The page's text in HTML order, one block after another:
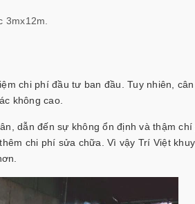
3mx12m.
chi phí đầu tư ban đầu. Tuy nhiên,
không cao.
dẫn đến sự không ổn định và thậm chí
chi phí sửa chữa. Vì vậy Trí Việt